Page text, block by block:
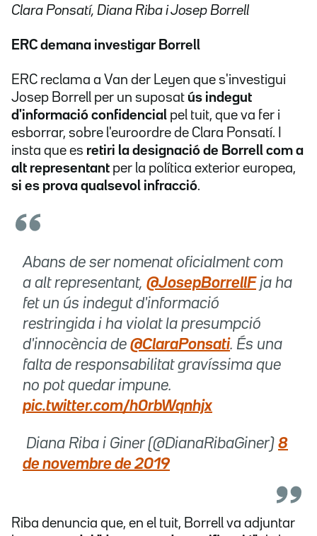
Clara Ponsatí, Diana Riba i Josep Borrell
ERC demana investigar Borrell
ERC reclama a Van der Leyen que s'investigui
Josep Borrell per un suposat ús indegut
d'informació confidencial pel tuit, que va fer i
esborrar, sobre l'euroordre de Clara Ponsatí. I
insta que es retiri la designació de Borrell com a
alt representant per la política exterior europea,
si es prova qualsevol infracció.
Abans de ser nomenat oficialment com
a alt representant, @JosepBorrellF ja ha
fet un ús indegut d'informació
restringida i ha violat la presumpció
d'innocència de @ClaraPonsati. És una
falta de responsabilitat gravíssima que
no pot quedar impune.
pic.twitter.com/h0rbWqnhjx
 Diana Riba i Giner (@DianaRibaGiner) 8
de novembre de 2019
Riba denuncia que, en el tuit, Borrell va adjuntar